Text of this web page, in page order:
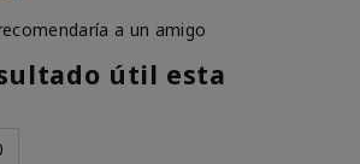
a un amigo
útil esta